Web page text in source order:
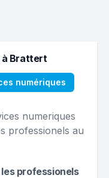
à Brattert
numériques
numeriques
professionels au
professionels